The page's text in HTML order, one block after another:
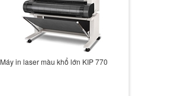
Máy in laser màu khổ lớn KIP 770